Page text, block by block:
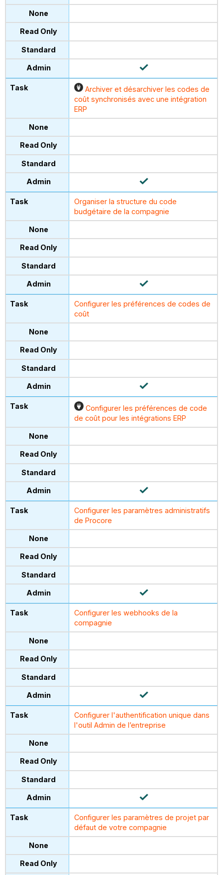
Archiver et désarchiver les codes de
coût synchronisés avec une intégration
ERP
Organiser la structure du code
budgétaire de la compagnie
Configurer les préférences de codes de
coût
Configurer les préférences de code
de coût pour les intégrations ERP
Configurer les paramètres administratifs
de Procore
Configurer les webhooks de la
compagnie
Configurer l'authentification unique dans
l'outil Admin de l’entreprise
Configurer les paramètres de projet par
défaut de votre compagnie